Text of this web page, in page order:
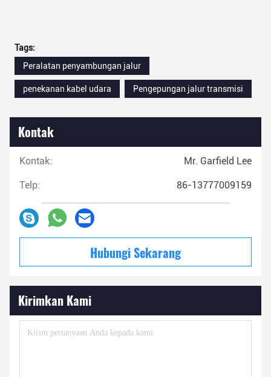
Tags:
Peralatan penyambungan jalur
penekanan kabel udara Pengepungan jalur transmisi
Kontak
Kontak: Mr. Garfield Lee
Telp: 86-13777009159
Hubungi Sekarang
Kirimkan Kami